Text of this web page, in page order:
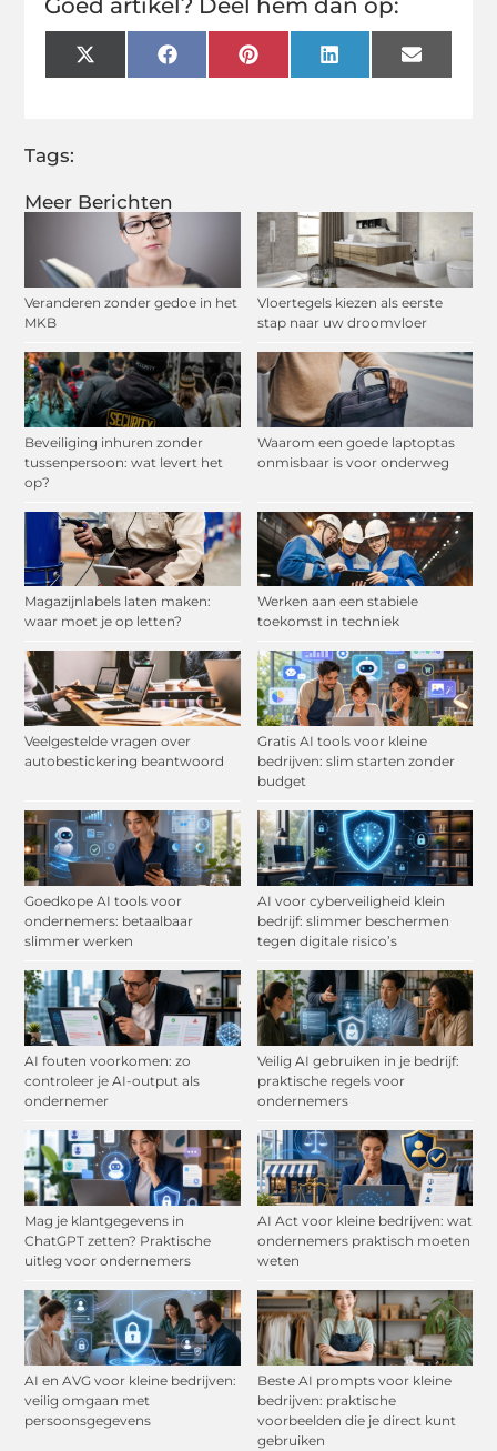
Meer Berichten
Veranderen zonder gedoe in het
MKB
Vloertegels kiezen als eerste
stap naar uw droomvloer
Beveiliging inhuren zonder
tussenpersoon: wat levert het
op?
Waarom een goede laptoptas
onmisbaar is voor onderweg
Magazijnlabels laten maken:
waar moet je op letten?
Werken aan een stabiele
toekomst in techniek
Veelgestelde vragen over
autobestickering beantwoord
Gratis AI tools voor kleine
bedrijven: slim starten zonder
budget
Goedkope AI tools voor
ondernemers: betaalbaar
slimmer werken
AI voor cyberveiligheid klein
bedrijf: slimmer beschermen
tegen digitale risico’s
AI fouten voorkomen: zo
controleer je AI-output als
ondernemer
Veilig AI gebruiken in je bedrijf:
praktische regels voor
ondernemers
Mag je klantgegevens in
ChatGPT zetten? Praktische
uitleg voor ondernemers
AI Act voor kleine bedrijven: wat
ondernemers praktisch moeten
weten
AI en AVG voor kleine bedrijven:
veilig omgaan met
persoonsgegevens
Beste AI prompts voor kleine
bedrijven: praktische
voorbeelden die je direct kunt
gebruiken
X
(Twitter)
FacebookPinterestLinkedInEmail
Tags: